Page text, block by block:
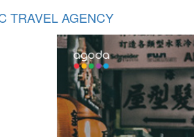
TRAVEL AGENCY